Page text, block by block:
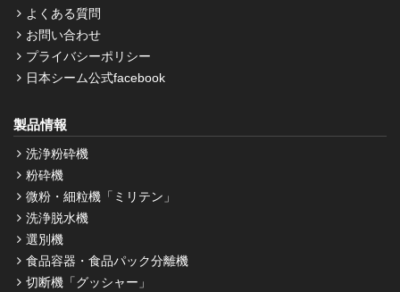
よくある質問
お問い合わせ
プライバシーポリシー
日本シーム公式facebook
製品情報
洗浄粉砕機
粉砕機
微粉・細粒機「ミリテン」
洗浄脱水機
選別機
食品容器・食品パック分離機
切断機「グッシャー」